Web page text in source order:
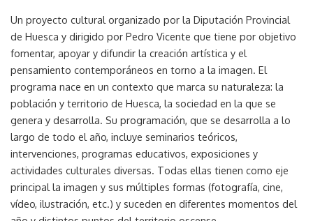
Un proyecto cultural organizado por la Diputación Provincial
de Huesca y dirigido por Pedro Vicente que tiene por objetivo
fomentar, apoyar y difundir la creación artística y el
pensamiento contemporáneos en torno a la imagen. El
programa nace en un contexto que marca su naturaleza: la
población y territorio de Huesca, la sociedad en la que se
genera y desarrolla. Su programación, que se desarrolla a lo
largo de todo el año, incluye seminarios teóricos,
intervenciones, programas educativos, exposiciones y
actividades culturales diversas. Todas ellas tienen como eje
principal la imagen y sus múltiples formas (fotografía, cine,
vídeo, ilustración, etc.) y suceden en diferentes momentos del